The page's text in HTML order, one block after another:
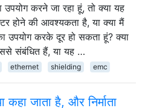
करने जा रहा हूं, तो क्या यह
होने की आवश्यकता है, या क्या मैं
उपयोग करके दूर हो सकता हूं? क्या
संबंधित हैं, या यह …
ethernet shielding emc
कहा जाता है, और निर्माता